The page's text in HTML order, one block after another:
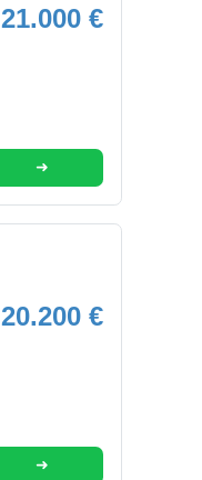
21.000 €
➜
20.200 €
➜